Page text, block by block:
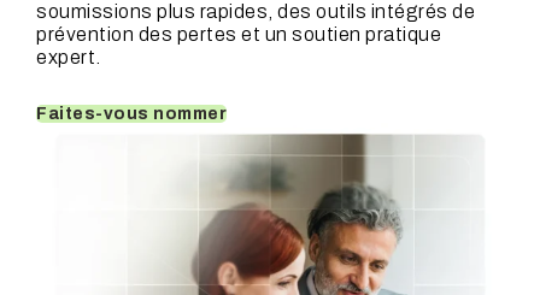
soumissions plus rapides, des outils intégrés de
prévention des pertes et un soutien pratique
expert.
Faites-vous nommer